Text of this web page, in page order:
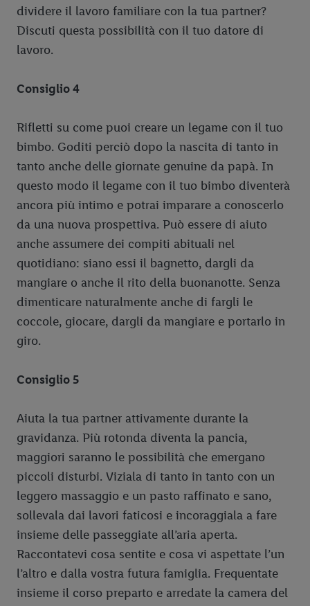
dividere il lavoro familiare con la tua partner?
Discuti questa possibilità con il tuo datore di
lavoro.
Consiglio 4
Rifletti su come puoi creare un legame con il tuo
bimbo. Goditi perciò dopo la nascita di tanto in
tanto anche delle giornate genuine da papà. In
questo modo il legame con il tuo bimbo diventerà
ancora più intimo e potrai imparare a conoscerlo
da una nuova prospettiva. Può essere di aiuto
anche assumere dei compiti abituali nel
quotidiano: siano essi il bagnetto, dargli da
mangiare o anche il rito della buonanotte. Senza
dimenticare naturalmente anche di fargli le
coccole, giocare, dargli da mangiare e portarlo in
giro.
Consiglio 5
Aiuta la tua partner attivamente durante la
gravidanza. Più rotonda diventa la pancia,
maggiori saranno le possibilità che emergano
piccoli disturbi. Viziala di tanto in tanto con un
leggero massaggio e un pasto raffinato e sano,
sollevala dai lavori faticosi e incoraggiala a fare
insieme delle passeggiate all’aria aperta.
Raccontatevi cosa sentite e cosa vi aspettate l’un
l’altro e dalla vostra futura famiglia. Frequentate
insieme il corso preparto e arredate la camera del